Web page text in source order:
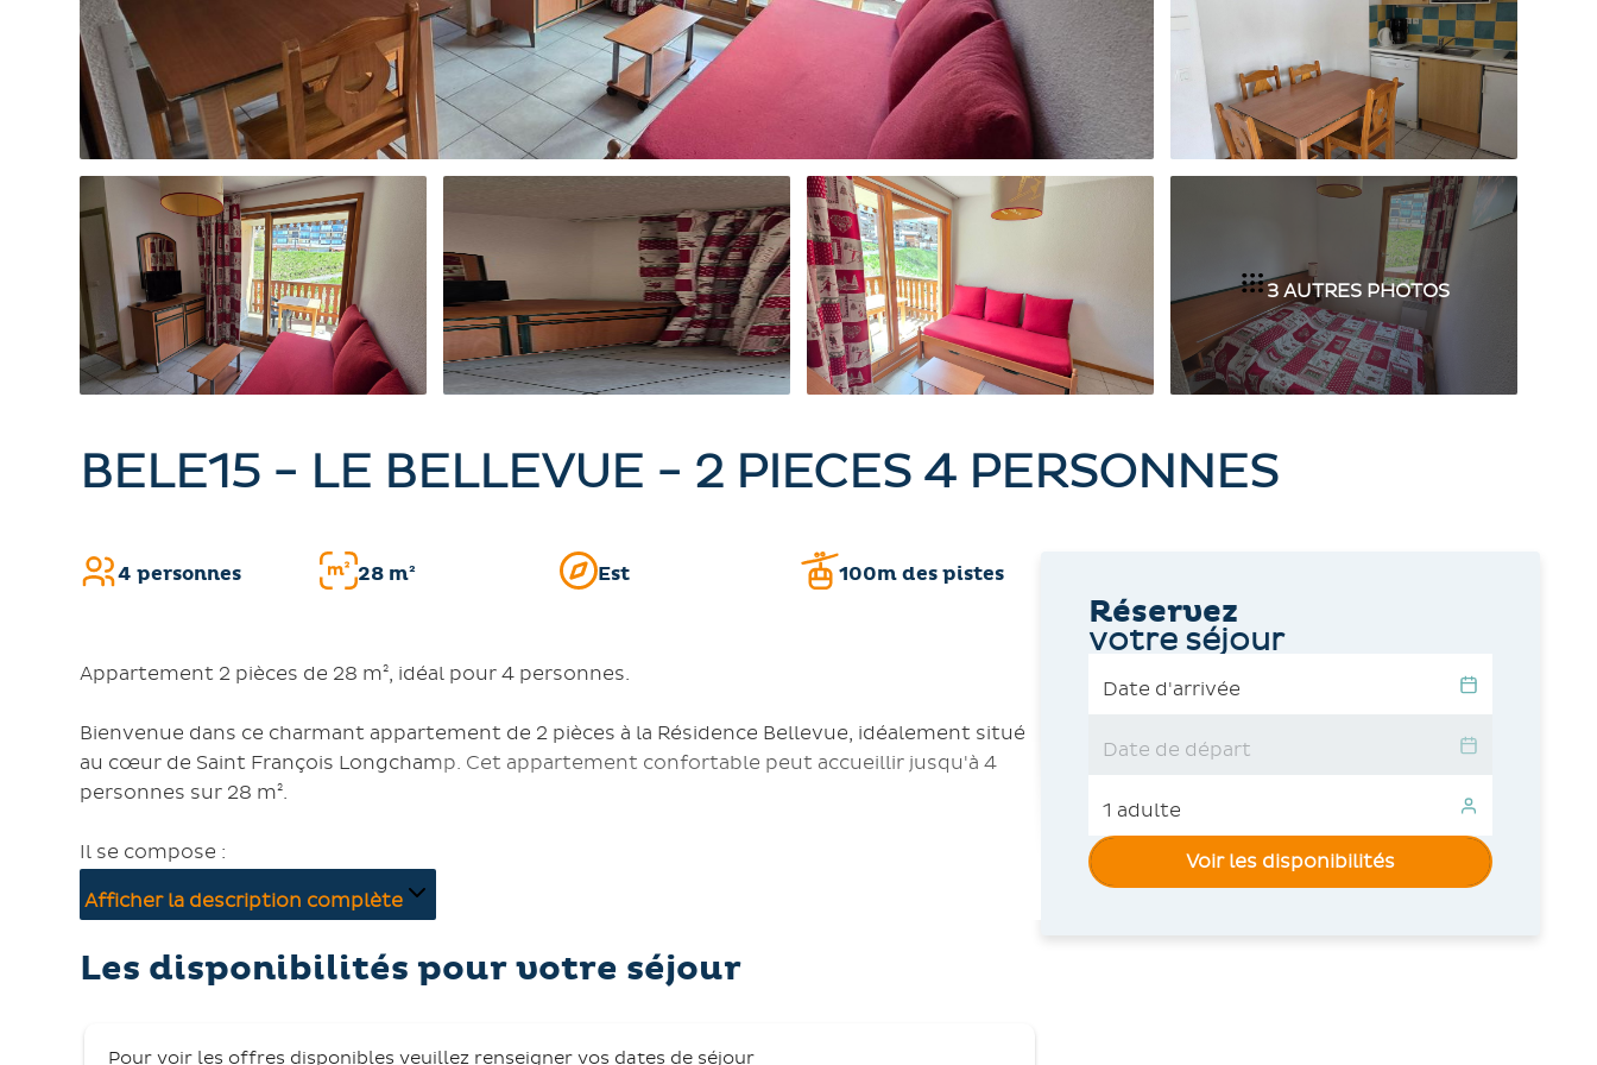
3 AUTRES PHOTOS
BELE15 - LE BELLEVUE - 2 PIECES 4 PERSONNES
4 personnes 28 m² Est 100m des pistes
Appartement 2 pièces de 28 m², idéal pour 4 personnes.
Bienvenue dans ce charmant appartement de 2 pièces à la Résidence Bellevue, idéalement situé
au cœur de Saint François Longchamp. Cet appartement confortable peut accueillir jusqu'à 4
personnes sur 28 m².
Il se compose :
- d’une chambre avec 1 lit double 140 cm,
- d’un coin cuisine équipé (plaque vitrocéramique, réfrigérateur, micro-ondes, cafetière,
Afficher la description complète
Les disponibilités pour votre séjour
Pour voir les offres disponibles veuillez renseigner vos dates de séjour
Réservez
votre séjour
Voir les disponibilités